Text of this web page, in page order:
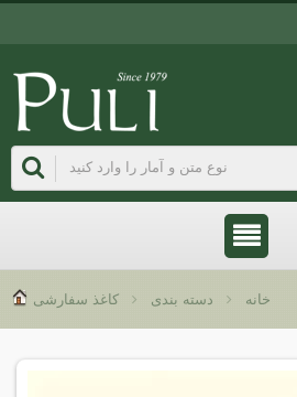
خانه دسته بندی کاغذ سفارشی